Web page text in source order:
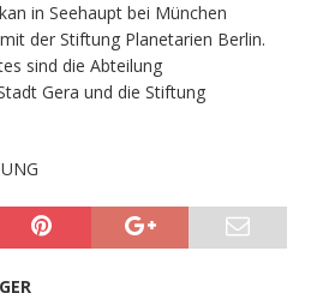
in Seehaupt bei München
der Stiftung Planetarien Berlin.
sind die Abteilung
Gera und die Stiftung